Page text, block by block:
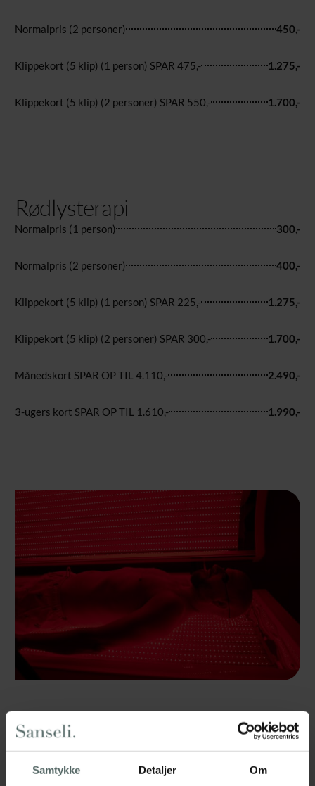
Samtykke Detaljer Om
Normalpris (2 personer) 450,-
Klippekort (5 klip) (1 person) SPAR 475,- 1.275,-
Klippekort (5 klip) (2 personer) SPAR 550,- 1.700,-
Rødlysterapi
Normalpris (1 person) 300,-
Normalpris (2 personer) 400,-
Klippekort (5 klip) (1 person) SPAR 225,- 1.275,-
Klippekort (5 klip) (2 personer) SPAR 300,- 1.700,-
Månedskort SPAR OP TIL 4.110,- 2.490,-
3-ugers kort SPAR OP TIL 1.610,- 1.990,-